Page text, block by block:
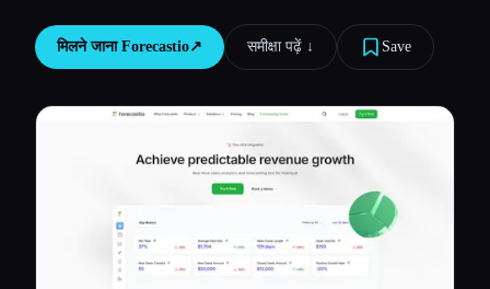
टूल्स की तुलना करें
मिलने जाना Forecastio↗︎ समीक्षा पढ़ें ↓︎ Save